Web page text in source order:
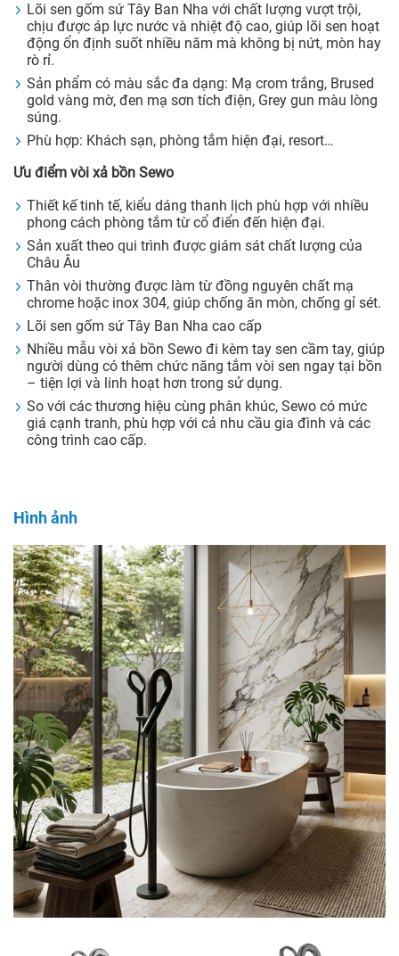
Lõi sen gốm sứ Tây Ban Nha với chất lượng vượt trội,
chịu được áp lực nước và nhiệt độ cao, giúp lõi sen hoạt
động ổn định suốt nhiều năm mà không bị nứt, mòn hay
rò rỉ.
Sản phẩm có màu sắc đa dạng: Mạ crom trắng, Brused
gold vàng mờ, đen mạ sơn tích điện, Grey gun màu lòng
súng.
Phù hợp: Khách sạn, phòng tắm hiện đại, resort…
Ưu điểm vòi xả bồn Sewo
Thiết kế tinh tế, kiểu dáng thanh lịch phù hợp với nhiều
phong cách phòng tắm từ cổ điển đến hiện đại.
Sản xuất theo qui trình được giám sát chất lượng của
Châu Âu
Thân vòi thường được làm từ đồng nguyên chất mạ
chrome hoặc inox 304, giúp chống ăn mòn, chống gỉ sét.
Lõi sen gốm sứ Tây Ban Nha cao cấp
Nhiều mẫu vòi xả bồn Sewo đi kèm tay sen cầm tay, giúp
người dùng có thêm chức năng tắm vòi sen ngay tại bồn
– tiện lợi và linh hoạt hơn trong sử dụng.
So với các thương hiệu cùng phân khúc, Sewo có mức
giá cạnh tranh, phù hợp với cả nhu cầu gia đình và các
công trình cao cấp.
Hình ảnh